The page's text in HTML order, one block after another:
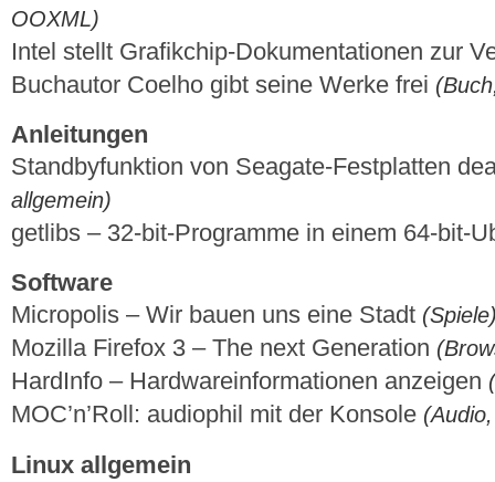
OOXML)
Intel stellt Graﬁkchip-Dokumentationen zur
Buchautor Coelho gibt seine Werke frei
Anleitungen
Standbyfunktion von Seagate-Festplatten
allgemein)
getlibs – 32-bit-Programme in einem 64-bit-
Software
Micropolis – Wir bauen uns eine Stadt
Mozilla Firefox 3 – The next Generation
HardInfo – Hardwareinformationen anzeigen
MOC’n’Roll: audiophil mit der Konsole
Linux allgemein